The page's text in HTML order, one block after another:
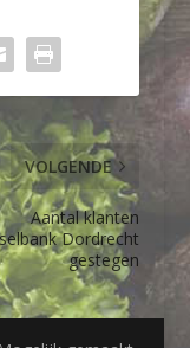
VOLGENDE
Aantal klanten
Dordrecht
gestegen